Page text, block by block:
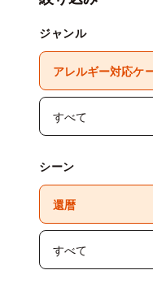
ジャンル
シーン